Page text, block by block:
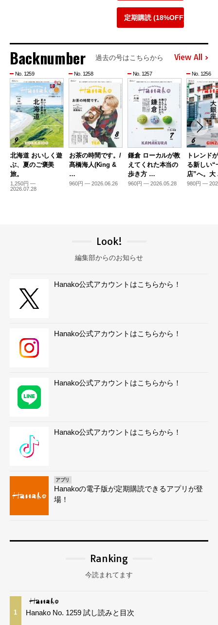
定期購読 (18%OFF)
Backnumber 過去の号はこちらから View All
No. 1259
北海道 おいしく遊
ぶ、夏のご褒美
旅。
1,250円 —
2026.07.28
No. 1258
お茶の時間です。/
髙橋海人(King &
…
960円 — 2026.06.26
No. 1257
鎌倉 ローカルが教
えてくれた本当の
歩き方 …
960円 — 2026.05.28
No. 1256
トレンド
る新しい“
店”へ。
980円 —
Look!
編集部からのお知らせ
Hanako公式アカウントはこちらから！
Hanako公式アカウントはこちらから！
Hanako公式アカウントはこちらから！
Hanako公式アカウントはこちらから！
アプリ
Hanakoの電子版が定期購読できるアプリが登
場！
Ranking
今読まれてます
1 Hanako No. 1259 試し読みと目次